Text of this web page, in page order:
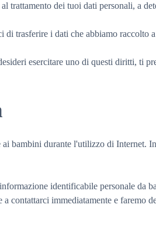
dei tuoi dati personali, a
trasferire i dati che abbiamo raccolto
esercitare uno di questi diritti, ti
bambini durante l'utilizzo di Internet.
identificabile personale
contattarci immediatamente e faremo